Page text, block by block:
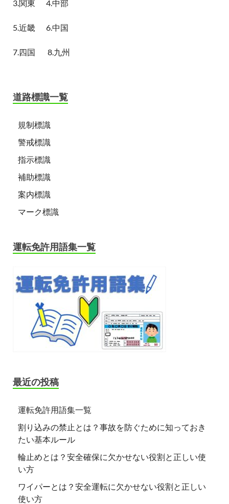
3.関東 4.中部
5.近畿 6.中国
7.四国 8.九州
道路標識一覧
規制標識
警戒標識
指示標識
補助標識
案内標識
マーク標識
運転免許用語集一覧
最近の投稿
運転免許用語集一覧
割り込みの禁止とは？事故を防ぐために知っておき
たい基本ルール
輪止めとは？安全確保に欠かせない役割と正しい使
い方
ワイパーとは？安全運転に欠かせない役割と正しい
使い方